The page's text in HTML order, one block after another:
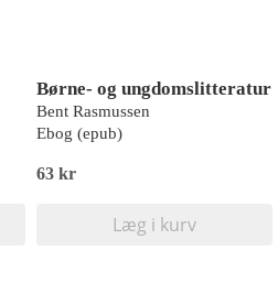
Børne- og ungdomslitteratur
Bent Rasmussen
Ebog (epub)
63 kr
Læg i kurv